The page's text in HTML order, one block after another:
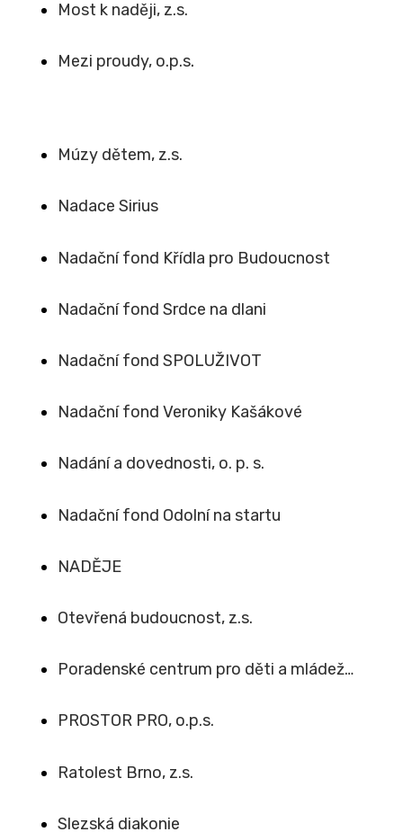
Most k naději, z.s.
Mezi proudy, o.p.s.
Múzy dětem, z.s.
Nadace Sirius
Nadační fond Křídla pro Budoucnost
Nadační fond Srdce na dlani
Nadační fond SPOLUŽIVOT
Nadační fond Veroniky Kašákové
Nadání a dovednosti, o. p. s.
Nadační fond Odolní na startu
NADĚJE
Otevřená budoucnost, z.s.
Poradenské centrum pro děti a mládež…
PROSTOR PRO, o.p.s.
Ratolest Brno, z.s.
Slezská diakonie